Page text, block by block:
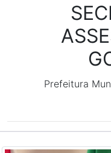
Prefeitura